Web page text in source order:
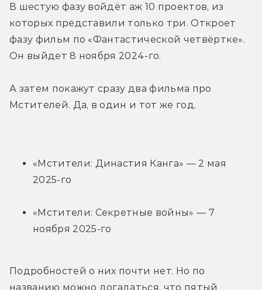
В шестую фазу войдёт аж 10 проектов, из
которых представили только три. Откроет
фазу фильм по «Фантастической четвёртке».
Он выйдет 8 ноября 2024-го.
А затем покажут сразу два фильма про
Мстителей. Да, в один и тот же год.
«Мстители: Династия Канга» — 2 мая
2025-го
«Мстители: Секретные войны» — 7
ноября 2025-го
Подробностей о них почти нет. Но по
названию можно догадаться, что пятый